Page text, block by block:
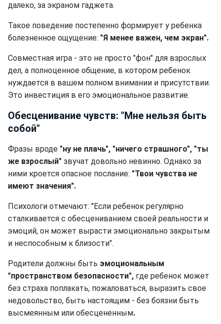
далеко, за экраном гаджета.
Такое поведение постепенно формирует у ребенка
болезненное ощущение: "Я менее важен, чем экран".
Совместная игра - это не просто "фон" для взрослых
дел, а полноценное общение, в котором ребенок
нуждается в вашем полном внимании и присутствии.
Это инвестиция в его эмоциональное развитие.
Обесценивание чувств: "Мне нельзя быть
собой"
Фразы вроде "ну не плачь", "ничего страшного", "ты
же взрослый" звучат довольно невинно. Однако за
ними кроется опасное послание: "Твои чувства не
имеют значения".
Психологи отмечают: "Если ребенок регулярно
сталкивается с обесцениванием своей реальности и
эмоций, он может вырасти эмоционально закрытым
и неспособным к близости".
Родители должны быть эмоциональным
"пространством безопасности", где ребенок может
без страха поплакать, пожаловаться, выразить свое
недовольство, быть настоящим - без боязни быть
высмеянным или обесцененным.